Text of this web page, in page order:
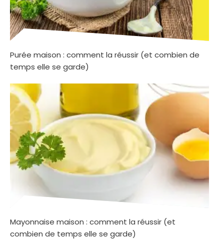
Purée maison : comment la réussir (et combien de
temps elle se garde)
Mayonnaise maison : comment la réussir (et
combien de temps elle se garde)